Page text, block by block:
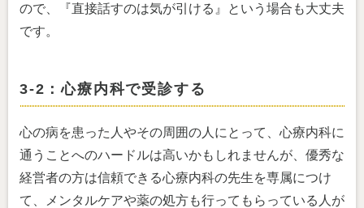
ので、『直接話すのは気が引ける』という場合も大丈夫
です。
3-2：心療内科で受診する
心の病を患った人やその周囲の人にとって、心療内科に
通うことへのハードルは高いかもしれませんが、優秀な
経営者の方は信頼できる心療内科の先生を専属につけ
て、メンタルケアや薬の処方も行ってもらっている人が